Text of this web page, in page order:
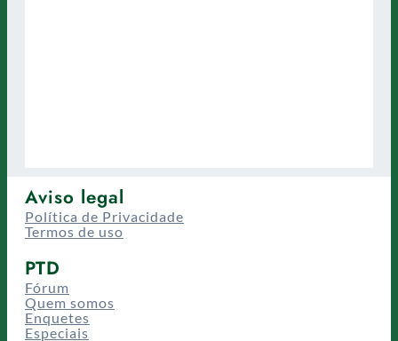
Aviso legal
Política de Privacidade
Termos de uso
PTD
Fórum
Quem somos
Enquetes
Especiais